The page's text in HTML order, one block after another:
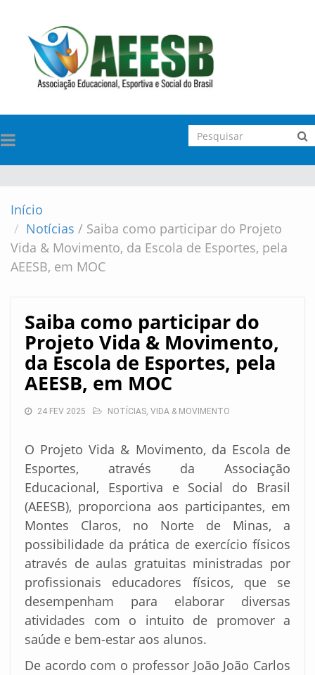
TOGGLE
NAVIGATION
Início
Notícias / Saiba como participar do Projeto
Vida & Movimento, da Escola de Esportes, pela
AEESB, em MOC
Saiba como participar do
Projeto Vida & Movimento,
da Escola de Esportes, pela
AEESB, em MOC
24 FEV 2025 NOTÍCIAS, VIDA & MOVIMENTO
O Projeto Vida & Movimento, da Escola de
Esportes, através da Associação
Educacional, Esportiva e Social do Brasil
(AEESB), proporciona aos participantes, em
Montes Claros, no Norte de Minas, a
possibilidade da prática de exercício físicos
através de aulas gratuitas ministradas por
profissionais educadores físicos, que se
desempenham para elaborar diversas
atividades com o intuito de promover a
saúde e bem-estar aos alunos.
De acordo com o professor João João Carlos